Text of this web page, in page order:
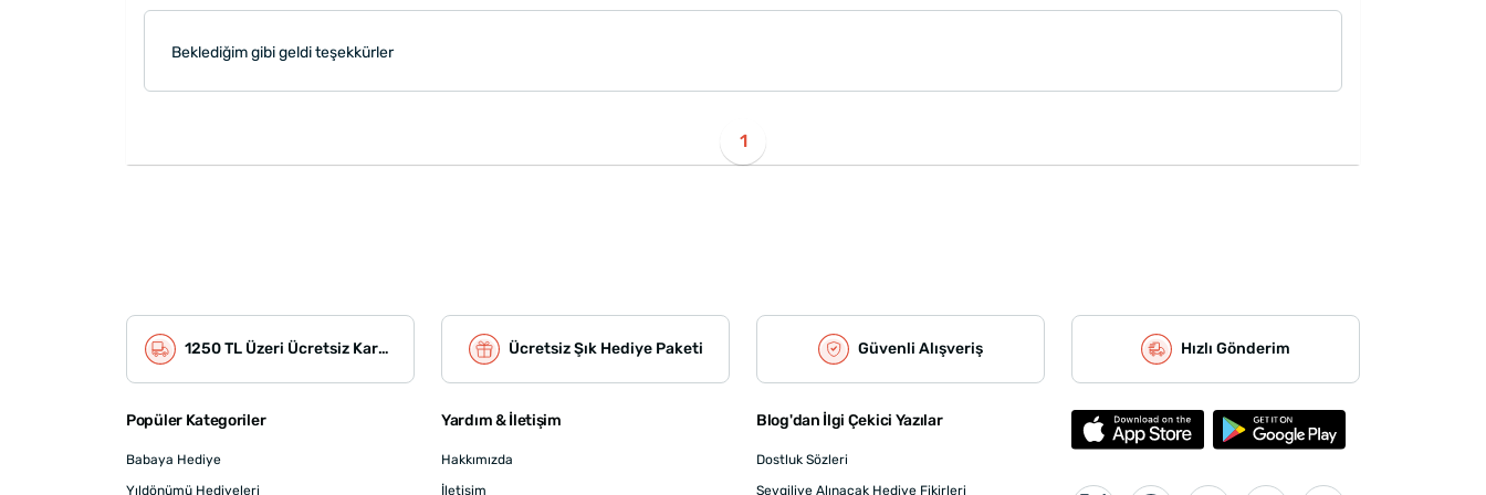
Beklediğim gibi geldi teşekkürler
1
1250 TL Üzeri Ücretsiz Kargo Ücretsiz Şık Hediye Paketi Güvenli Alışveriş Hızlı Gönderim
Popüler Kategoriler
Babaya Hediye
Yıldönümü Hediyeleri
Yardım & İletişim
Hakkımızda
İletişim
Blog'dan İlgi Çekici Yazılar
Dostluk Sözleri
Sevgiliye Alınacak Hediye Fikirleri